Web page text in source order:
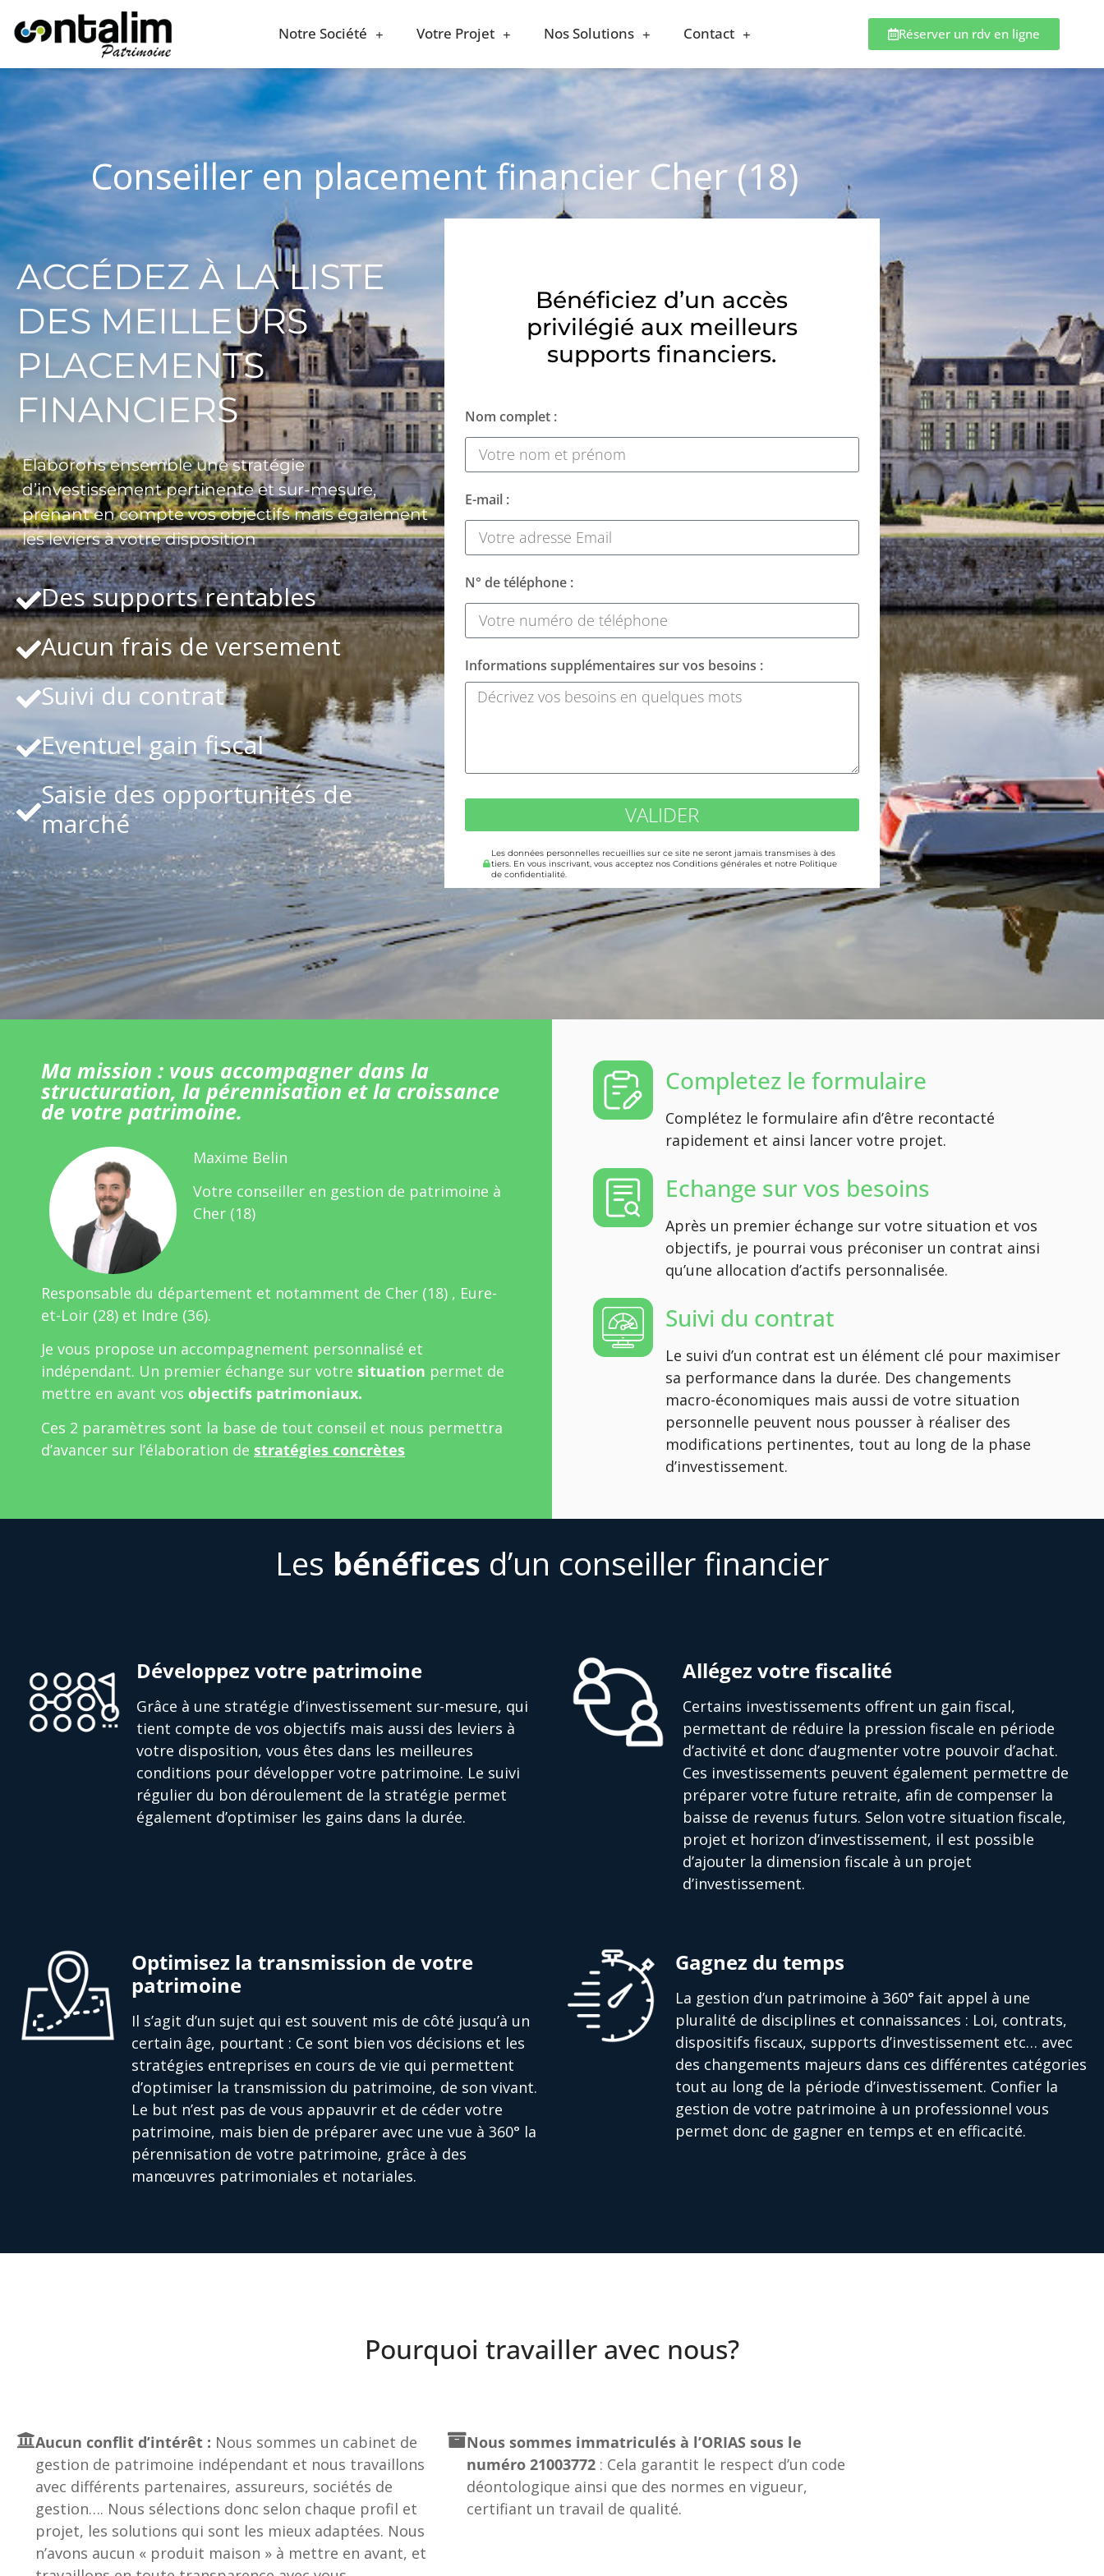
Notre Société Votre Projet Nos Solutions Contact Réserver un rdv en ligne
Conseiller en placement financier Cher (18)
ACCÉDEZ À LA LISTE
DES MEILLEURS
PLACEMENTS
FINANCIERS
Elaborons ensemble une stratégie
d’investissement pertinente et sur-mesure,
prenant en compte vos objectifs mais également
les leviers à votre disposition
Des supports rentables
Aucun frais de versement
Suivi du contrat
Eventuel gain fiscal
Saisie des opportunités de
marché
Bénéficiez d’un accès
privilégié aux meilleurs
supports financiers.
Nom complet :
E-mail :
N° de téléphone :
Informations supplémentaires sur vos besoins :
VALIDER
Les données personnelles recueillies sur ce site ne seront jamais transmises à des
tiers. En vous inscrivant, vous acceptez nos Conditions générales et notre Politique
de confidentialité.
Ma mission : vous accompagner dans la
structuration, la pérennisation et la croissance
de votre patrimoine.
Maxime Belin
Votre conseiller en gestion de patrimoine à
Cher (18)
Responsable du département et notamment de Cher (18) , Eure-
et-Loir (28) et Indre (36).
Je vous propose un accompagnement personnalisé et
indépendant. Un premier échange sur votre situation permet de
mettre en avant vos objectifs patrimoniaux.
Ces 2 paramètres sont la base de tout conseil et nous permettra
d’avancer sur l’élaboration de stratégies concrètes
Completez le formulaire
Complétez le formulaire afin d’être recontacté
rapidement et ainsi lancer votre projet.
Echange sur vos besoins
Après un premier échange sur votre situation et vos
objectifs, je pourrai vous préconiser un contrat ainsi
qu’une allocation d’actifs personnalisée.
Suivi du contrat
Le suivi d’un contrat est un élément clé pour maximiser
sa performance dans la durée. Des changements
macro-économiques mais aussi de votre situation
personnelle peuvent nous pousser à réaliser des
modifications pertinentes, tout au long de la phase
d’investissement.
Les bénéfices d’un conseiller financier
Développez votre patrimoine
Grâce à une stratégie d’investissement sur-mesure, qui
tient compte de vos objectifs mais aussi des leviers à
votre disposition, vous êtes dans les meilleures
conditions pour développer votre patrimoine. Le suivi
régulier du bon déroulement de la stratégie permet
également d’optimiser les gains dans la durée.
Allégez votre fiscalité
Certains investissements offrent un gain fiscal,
permettant de réduire la pression fiscale en période
d’activité et donc d’augmenter votre pouvoir d’achat.
Ces investissements peuvent également permettre de
préparer votre future retraite, afin de compenser la
baisse de revenus futurs. Selon votre situation fiscale,
projet et horizon d’investissement, il est possible
d’ajouter la dimension fiscale à un projet
d’investissement.
Optimisez la transmission de votre
patrimoine
Il s’agit d’un sujet qui est souvent mis de côté jusqu’à un
certain âge, pourtant : Ce sont bien vos décisions et les
stratégies entreprises en cours de vie qui permettent
d’optimiser la transmission du patrimoine, de son vivant.
Le but n’est pas de vous appauvrir et de céder votre
patrimoine, mais bien de préparer avec une vue à 360° la
pérennisation de votre patrimoine, grâce à des
manœuvres patrimoniales et notariales.
Gagnez du temps
La gestion d’un patrimoine à 360° fait appel à une
pluralité de disciplines et connaissances : Loi, contrats,
dispositifs fiscaux, supports d’investissement etc… avec
des changements majeurs dans ces différentes catégories
tout au long de la période d’investissement. Confier la
gestion de votre patrimoine à un professionnel vous
permet donc de gagner en temps et en efficacité.
Pourquoi travailler avec nous?
Aucun conflit d’intérêt : Nous sommes un cabinet de
gestion de patrimoine indépendant et nous travaillons
avec différents partenaires, assureurs, sociétés de
gestion…. Nous sélections donc selon chaque profil et
projet, les solutions qui sont les mieux adaptées. Nous
n’avons aucun « produit maison » à mettre en avant, et
Nous sommes immatriculés à l’ORIAS sous le
numéro 21003772: Cela garantit le respect d’un code
déontologique ainsi que des normes en vigueur,
certifiant un travail de qualité.